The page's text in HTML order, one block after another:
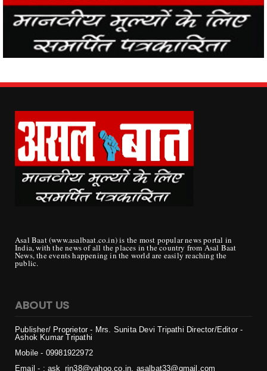
Asal Baat (www.asalbaat.co.in) is the most popular news portal in
ABOUT US
Ashok Kumar Tripathi
Email - : ask_rjn38@yahoo.co.in, asalbat33@gmail.com
Office - : block 7, F1 c, Room No. 301, Sector 27, Housing Board
Colony, Naya Raipur, Chhattisgarh 492009